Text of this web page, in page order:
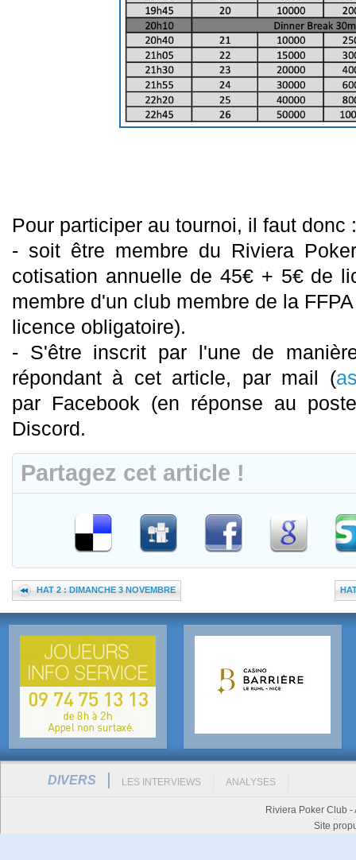
Pour participer au tournoi, il faut donc :
- soit être membre du Riviera
cotisation annuelle de 45€ + 5€ de
membre d'un club membre de la
licence obligatoire).
- S'être inscrit par l'une de
répondant à cet article, par mail (
par Facebook (en réponse au
Discord.
Partagez cet article !
HAT 2 : DIMANCHE 3 NOVEMBRE
DIVERS LES INTERVIEWS ANALYSES
Riviera Poker Club
Site